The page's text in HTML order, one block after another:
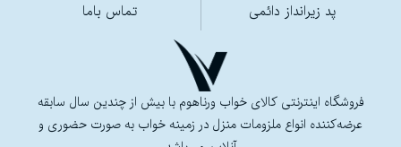
پد زیرانداز دائمی
تماس باما
فروشگاه اینترنتی کالای خواب ورناهوم با بیش از چندین سال سابقه
عرضه‌کننده انواع ملزومات منزل در زمینه خواب به صورت حضوری و